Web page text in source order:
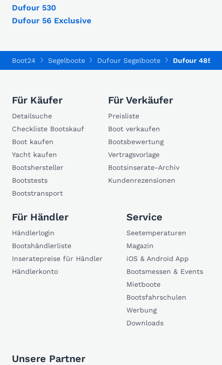
Dufour 530
Dufour 56 Exclusive
Boot24 Segelboote Dufour Segelboote Dufour 485
Für Käufer
Detailsuche
Checkliste Bootskauf
Boot kaufen
Yacht kaufen
Bootshersteller
Bootstests
Bootstransport
Für Verkäufer
Preisliste
Boot verkaufen
Bootsbewertung
Vertragsvorlage
Bootsinserate-Archiv
Kundenrezensionen
Für Händler
Händlerlogin
Bootshändlerliste
Inseratepreise für Händler
Händlerkonto
Service
Seetemperaturen
Magazin
iOS & Android App
Bootsmessen & Events
Mietboote
Bootsfahrschulen
Werbung
Downloads
Unsere Partner